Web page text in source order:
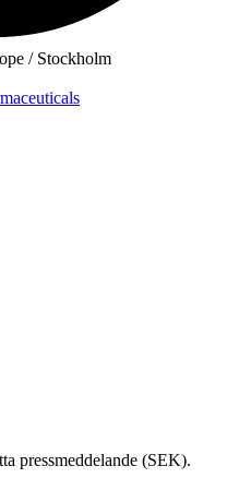
/ Stockholm
pressmeddelande (SEK).